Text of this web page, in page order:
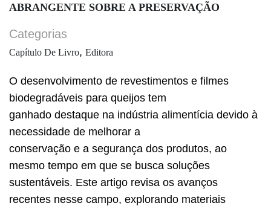
ABRANGENTE SOBRE A PRESERVAÇÃO
Categorias
Capítulo De Livro, Editora
O desenvolvimento de revestimentos e filmes
biodegradáveis para queijos tem
ganhado destaque na indústria alimentícia devido à
necessidade de melhorar a
conservação e a segurança dos produtos, ao
mesmo tempo em que se busca soluções
sustentáveis. Este artigo revisa os avanços
recentes nesse campo, explorando materiais